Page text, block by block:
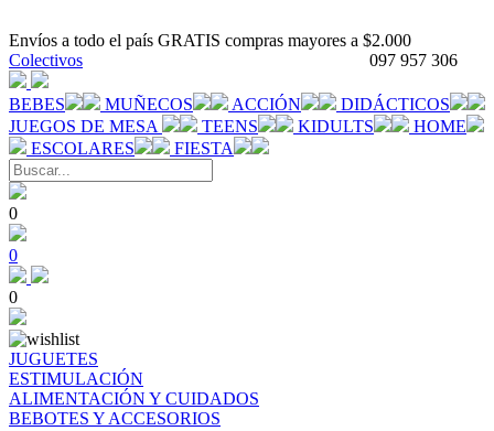
Envíos a todo el país GRATIS compras mayores a $2.000
097 957 306
Colectivos
BEBES MUÑECOS ACCIÓN
DIDÁCTICOS
JUEGOS DE MESA
TEENS KIDULTS
HOME
ESCOLARES
FIESTA
0
0
0
JUGUETES
ESTIMULACIÓN
ALIMENTACIÓN Y CUIDADOS
BEBOTES Y ACCESORIOS